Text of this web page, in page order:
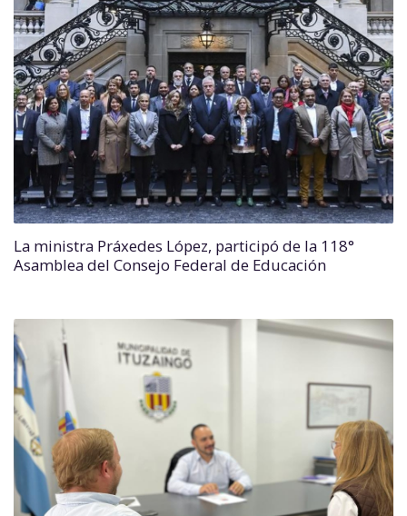
La ministra Práxedes López, participó de la 118°
Asamblea del Consejo Federal de Educación